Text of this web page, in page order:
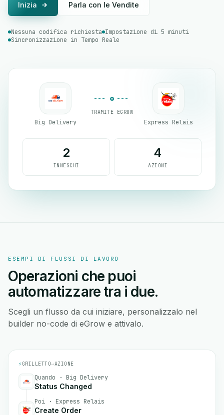
Inizia Parla con le Vendite
Nessuna codifica richiesta Impostazione di 5 minuti
Sincronizzazione in Tempo Reale
Big Delivery
TRAMITE EGROW
Express Relais
2
INNESCHI
4
AZIONI
ESEMPI DI FLUSSI DI LAVORO
Operazioni che puoi
automatizzare tra i due.
Scegli un flusso da cui iniziare, personalizzalo nel
builder no-code di eGrow e attivalo.
⚡ GRILLETTO→AZIONE
Quando · Big Delivery
Status Changed
Poi · Express Relais
Create Order